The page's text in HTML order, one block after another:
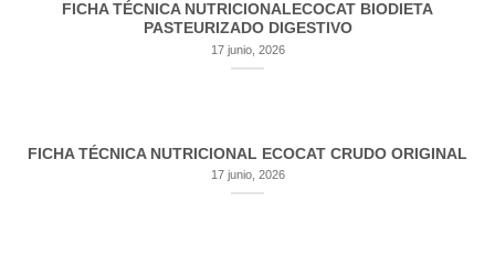
FICHA TÉCNICA NUTRICIONALECOCAT BIODIETA
PASTEURIZADO DIGESTIVO
17 junio, 2026
FICHA TÉCNICA NUTRICIONAL ECOCAT CRUDO ORIGINAL
17 junio, 2026